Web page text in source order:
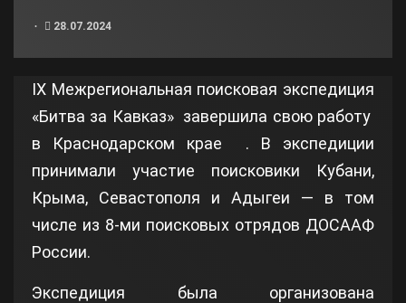
28.07.2024
IX Межрегиональная поисковая экспедиция
«Битва за Кавказ» завершила свою работу
в Краснодарском крае . В экспедиции
принимали участие поисковики Кубани,
Крыма, Севастополя и Адыгеи — в том
числе из 8-ми поисковых отрядов ДОСААФ
России.
Экспедиция была организована